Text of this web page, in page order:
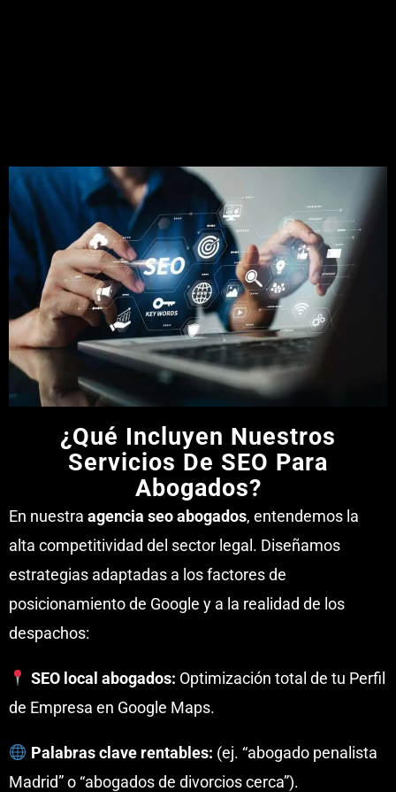
¿Qué Incluyen Nuestros
Servicios De SEO Para
Abogados?
En nuestra agencia seo abogados, entendemos la
alta competitividad del sector legal. Diseñamos
estrategias adaptadas a los factores de
posicionamiento de Google y a la realidad de los
despachos:
SEO local abogados: Optimización total de tu Perfil
de Empresa en Google Maps.
Palabras clave rentables: (ej. “abogado penalista
Madrid” o “abogados de divorcios cerca”).